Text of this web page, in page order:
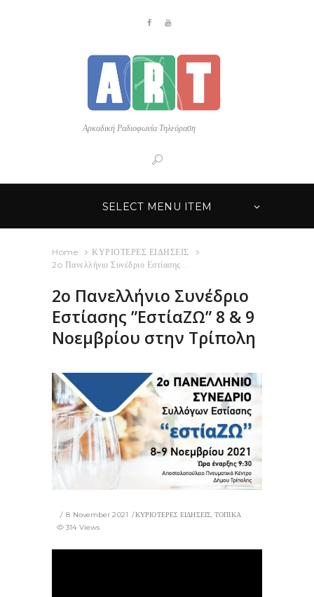
Αρκαδική Ραδιοφωνία Τηλεόραση
SELECT MENU ITEM
Home
ΚΥΡΙΟΤΕΡΕΣ ΕΙΔΗΣΕΙΣ
2o Πανελλήνιο Συνέδριο Εστίασης...
2o Πανελλήνιο Συνέδριο
Εστίασης ”ΕστίαΖΩ” 8 & 9
Νοεμβρίου στην Τρίπολη
8 November 2021 ΚΥΡΙΟΤΕΡΕΣ ΕΙΔΗΣΕΙΣ,ΤΟΠΙΚΑ
314 Views